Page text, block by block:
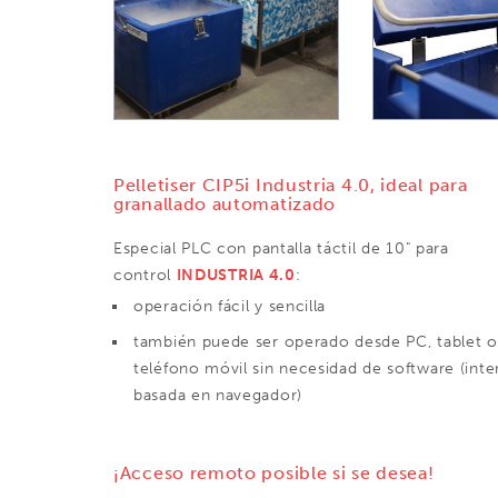
Pelletiser CIP5i Industria 4.0, ideal para
granallado automatizado
Especial PLC con pantalla táctil de 10" para
control INDUSTRIA 4.0:
operación fácil y sencilla
también puede ser operado desde PC, tablet o
teléfono móvil sin necesidad de software
basada en navegador)
¡Acceso remoto posible si se desea!